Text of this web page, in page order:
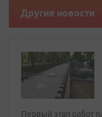
Другие новости
Первый этап работ